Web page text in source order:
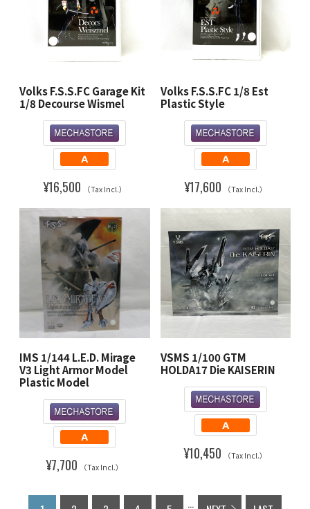
Volks F.S.S.FC Garage Kit
1/8 Decourse Wismel
¥16,500 （Tax Incl.）
Volks F.S.S.FC 1/8 Est
Plastic Style
¥17,600 （Tax Incl.）
IMS 1/144 L.E.D. Mirage
V3 Light Armor Model
Plastic Model
¥7,700 （Tax Incl.）
VSMS 1/100 GTM
HOLDA17 Die KAISERIN
¥10,450 （Tax Incl.）
...